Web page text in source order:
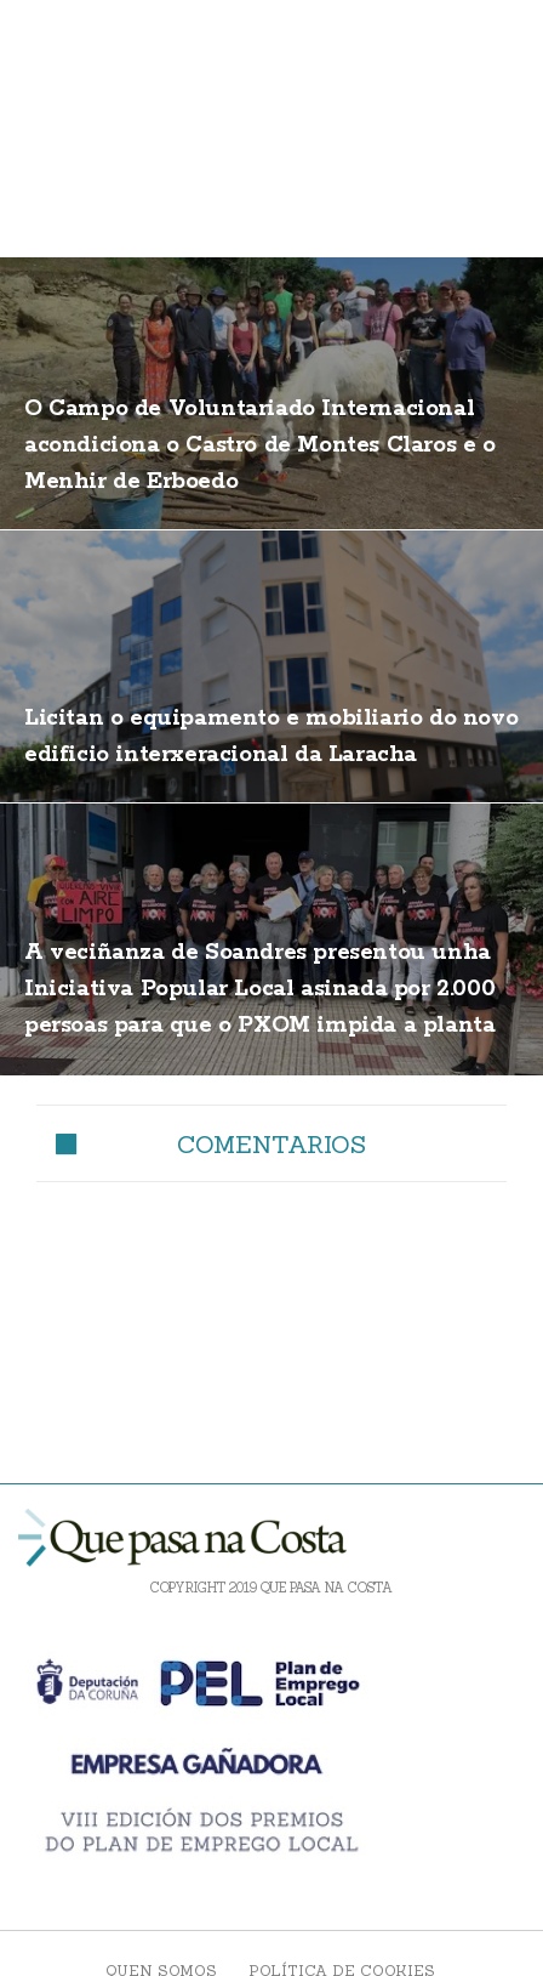
O Campo de Voluntariado Internacional
acondiciona o Castro de Montes Claros e o
Menhir de Erboedo
Licitan o equipamento e mobiliario do novo
edificio interxeracional da Laracha
A veciñanza de Soandres presentou unha
Iniciativa Popular Local asinada por 2.000
persoas para que o PXOM impida a planta
de biogás
COMENTARIOS
COPYRIGHT 2019 QUE PASA NA COSTA
QUEN SOMOS POLÍTICA DE COOKIES